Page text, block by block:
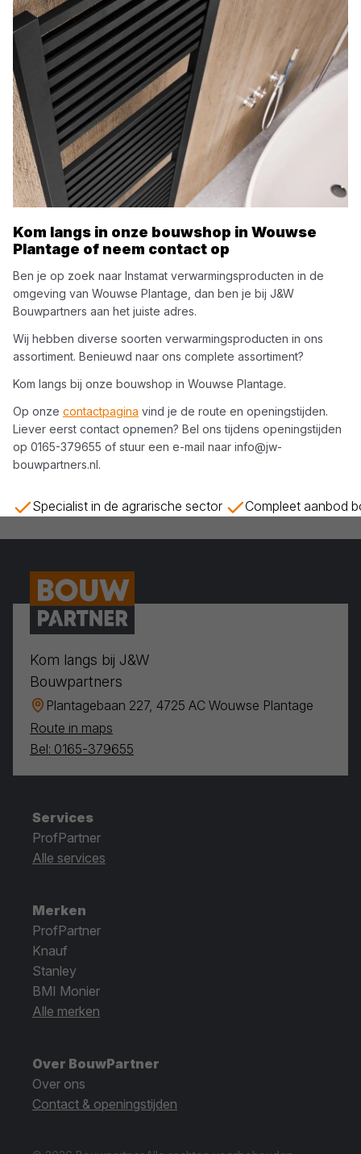
Kom langs in onze bouwshop in Wouwse
Plantage of neem contact op
Ben je op zoek naar Instamat verwarmingsproducten in de
omgeving van Wouwse Plantage , dan ben je bij J&W
Bouwpartners aan het juiste adres.
Wij hebben diverse soorten verwarmingsproducten in ons
assortiment. Benieuwd naar ons complete assortiment?
Kom langs bij onze bouwshop in Wouwse Plantage.
Op onze contactpagina vind je de route en openingstijden.
Liever eerst contact opnemen? Bel ons tijdens openingstijden
op 0165-379655 of stuur een e-mail naar info@jw-
bouwpartners.nl.
Specialist in de agrarische sector Compleet aanbod
Kom langs bij J&W
Bouwpartners
Plantagebaan 227, 4725 AC Wouwse Plantage
Route in maps
Bel: 0165-379655
Services
ProfPartner
Alle services
Merken
ProfPartner
Knauf
Stanley
BMI Monier
Alle merken
Over BouwPartner
Over ons
Contact & openingstijden